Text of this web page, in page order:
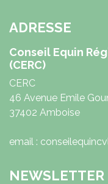
ADRESSE
Conseil Equin
(CERC)
CERC
46 Avenue Emile
37402 Amboise
email :
NEWSLETTER